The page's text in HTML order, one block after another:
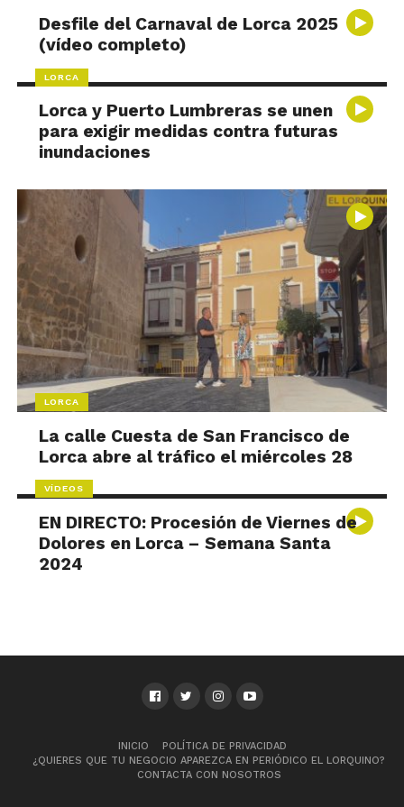
Desfile del Carnaval de Lorca 2025
(vídeo completo)
LORCA
Lorca y Puerto Lumbreras se unen
para exigir medidas contra futuras
inundaciones
LORCA
La calle Cuesta de San Francisco de
Lorca abre al tráfico el miércoles 28
VÍDEOS
EN DIRECTO: Procesión de Viernes de
Dolores en Lorca – Semana Santa
2024
INICIO
POLÍTICA DE PRIVACIDAD
¿QUIERES QUE TU NEGOCIO APAREZCA EN PERIÓDICO EL LORQUINO?
CONTACTA CON NOSOTROS